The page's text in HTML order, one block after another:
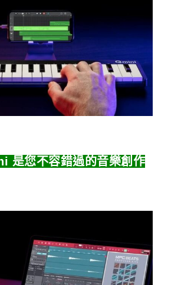
是您不容錯過的音樂創作